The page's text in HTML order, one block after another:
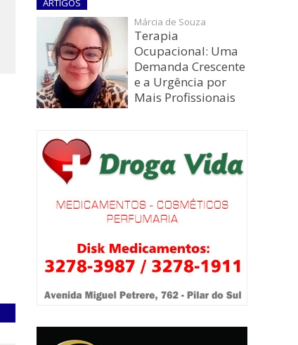
ARTIGOS
Márcia de Souza
Terapia
Ocupacional: Uma
Demanda Crescente
e a Urgência por
Mais Profissionais